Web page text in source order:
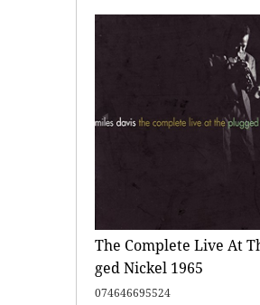
The Complete Live At
ged Nickel 1965
074646695524